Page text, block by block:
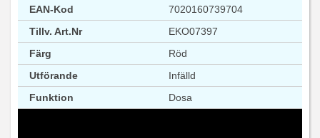
EAN-Kod
7020160739704
Tillv. Art.Nr
EKO07397
Färg
Röd
Utförande
Infälld
Funktion
Dosa